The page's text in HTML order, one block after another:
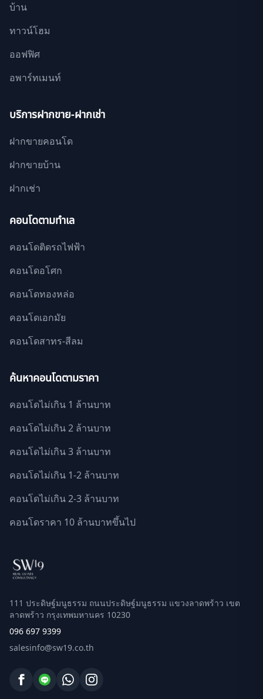
บ้าน
ทาวน์โฮม
ออฟฟิศ
อพาร์ทเมนท์
บริการฝากขาย-ฝากเช่า
ฝากขายคอนโด
ฝากขายบ้าน
ฝากเช่า
คอนโดตามทำเล
คอนโดติดรถไฟฟ้า
คอนโดอโศก
คอนโดทองหล่อ
คอนโดเอกมัย
คอนโดสาทร-สีลม
ค้นหาคอนโดตามราคา
คอนโดไม่เกิน 1 ล้านบาท
คอนโดไม่เกิน 2 ล้านบาท
คอนโดไม่เกิน 3 ล้านบาท
คอนโดไม่เกิน 1-2 ล้านบาท
คอนโดไม่เกิน 2-3 ล้านบาท
คอนโดราคา 10 ล้านบาทขึ้นไป
111 ประดิษฐ์มนูธรรม ถนนประดิษฐ์มนูธรรม แขวงลาดพร้าว เขต
ลาดพร้าว กรุงเทพมหานคร 10230
096 697 9399
salesinfo@sw19.co.th